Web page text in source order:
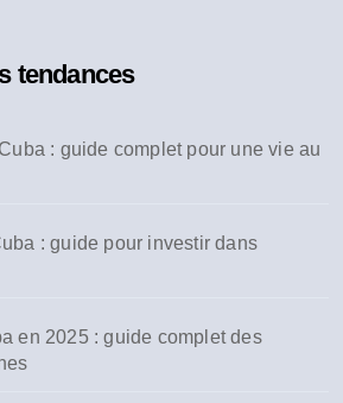
tendances
: guide complet pour une vie au
: guide pour investir dans
en 2025 : guide complet des